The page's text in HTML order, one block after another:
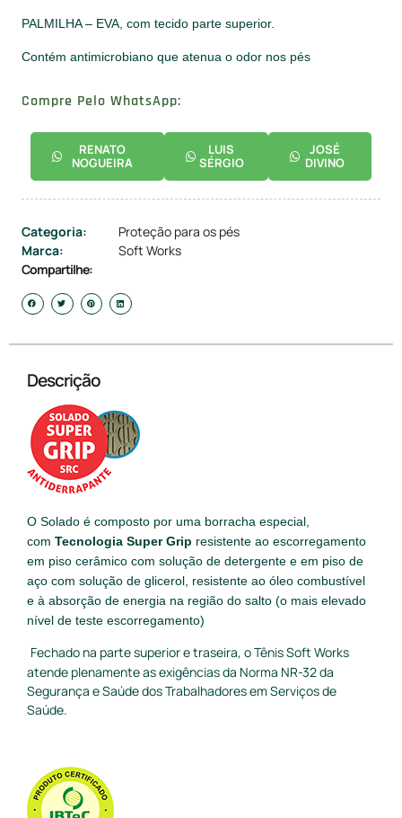
PALMILHA – EVA, com tecido parte superior.
Contém antimicrobiano que atenua o odor nos pés
Compre Pelo WhatsApp:
RENATO
NOGUEIRA
LUIS
SÉRGIO
JOSÉ
DIVINO
Categoria:
Proteção para os pés
Marca:
Soft Works
Compartilhe:
Descrição
O Solado é composto por uma borracha especial,
com Tecnologia Super Grip resistente ao escorregamento
em piso cerâmico com solução de detergente e em piso de
aço com solução de glicerol, resistente ao óleo combustível
e à absorção de energia na região do salto (o mais elevado
nível de teste escorregamento)
Fechado na parte superior e traseira, o Tênis Soft Works
atende plenamente as exigências da Norma NR-32 da
Segurança e Saúde dos Trabalhadores em Serviços de
Saúde.